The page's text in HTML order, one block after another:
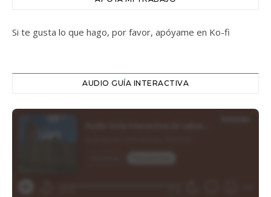
Si te gusta lo que hago, por favor, apóyame en Ko-fi
AUDIO GUÍA INTERACTIVA